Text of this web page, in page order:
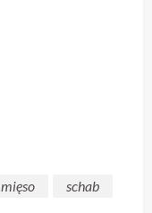
mięso
schab